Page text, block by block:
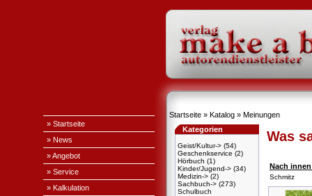
» Startseite
» News
» Angebot
» Service
» Kalkulation
Startseite » Katalog » Meinungen
Kategorien
Geist/Kultur-> (54)
Geschenkservice (2)
Hörbuch (1)
Kinder/Jugend-> (34)
Medizin-> (2)
Sachbuch-> (273)
Schulbuch
Was
Nach
Schmitz